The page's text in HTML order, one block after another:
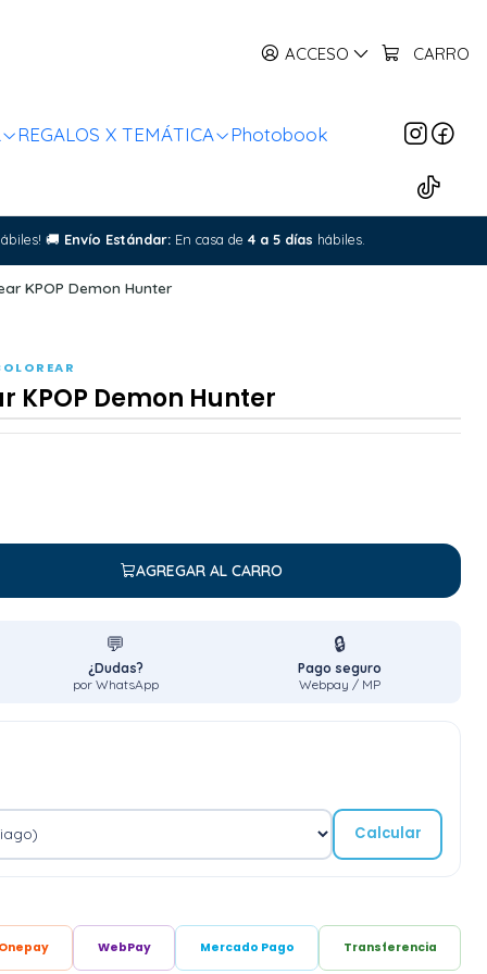
ACCESO CARRO
REGALOS X TEMÁTICA Photobook
🚚 Envío Estándar: En casa de 4 a 5 días hábiles.
KPOP Demon Hunter
KPOP Demon Hunter
AGREGAR AL CARRO
💬
¿Dudas?
por WhatsApp
🔒
Pago seguro
Webpay / MP
Calcular
WebPay Mercado Pago Transferencia